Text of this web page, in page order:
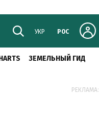
УКР РОС
ЗЕМЕЛЬНЫЙ ГИД
РЕКЛАМА: